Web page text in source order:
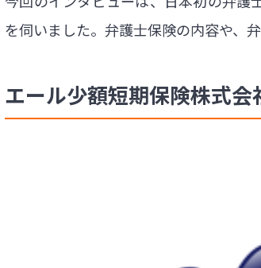
を伺いました。弁護士保険の内容や、
エール少額短期保険株式